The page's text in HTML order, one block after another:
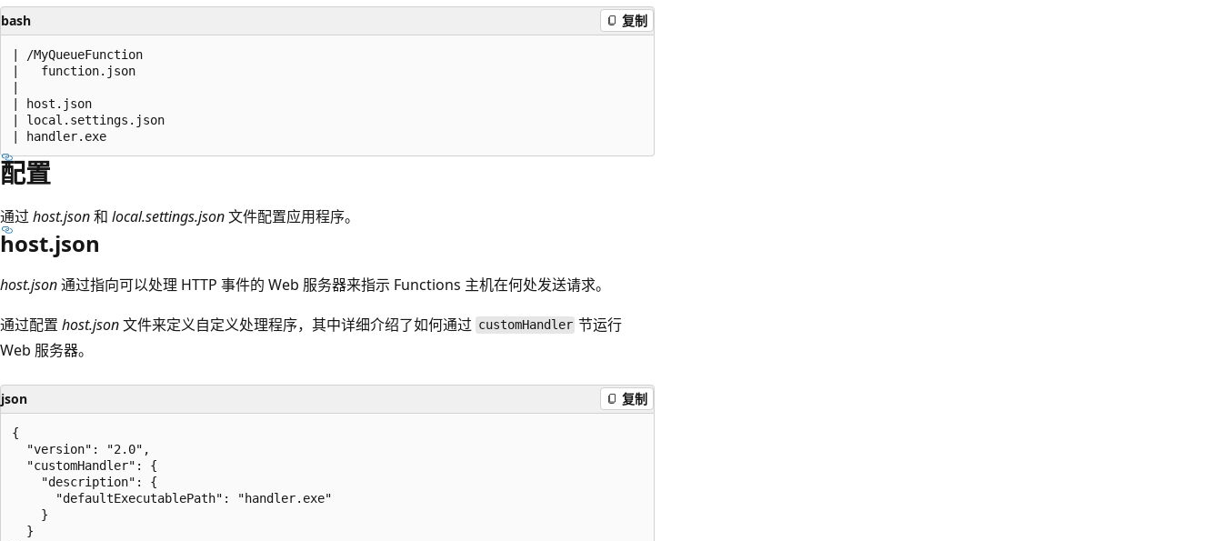
bash 复制
| /MyQueueFunction
|   function.json
| host.json
| local.settings.json
配置
通过 host.json和 local.settings.json文件配置应用程序。
host.json
host.json通过指向可以处理 HTTP 事件的 Web 服务器来指示 Functions 主机在何处发送请求。
通过配置 host.json文件来定义自定义处理程序，其中详细介绍了如何通过 customHandler 节运行
Web 服务器。
json 复制
{
  "version": "2.0",
  "customHandler": {
    "description": {
      "defaultExecutablePath": "handler.exe"
    }
  }